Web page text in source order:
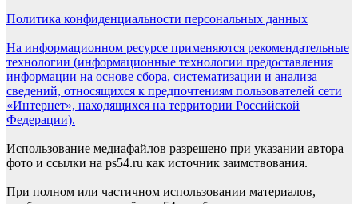
Политика конфиденциальности персональных данных
На информационном ресурсе применяются рекомендательные
технологии (информационные технологии предоставления
информации на основе сбора, систематизации и анализа
сведений, относящихся к предпочтениям пользователей сети
«Интернет», находящихся на территории Российской
Федерации).
Использование медиафайлов разрешено при указании автора
фото и ссылки на ps54.ru как источник заимствования.
При полном или частичном использовании материалов,